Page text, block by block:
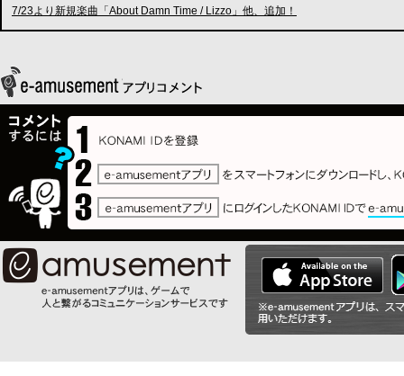
7/23より新規楽曲「About Damn Time / Lizzo」他、追加！